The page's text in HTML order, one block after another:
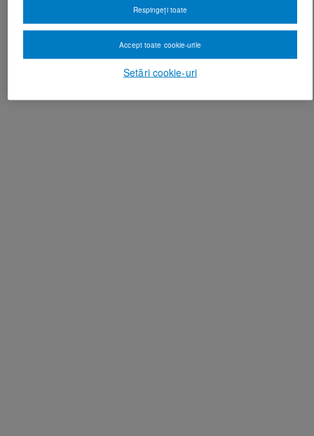
Setări cookie-uri
Respingeți toate
Accept toate cookie-urile